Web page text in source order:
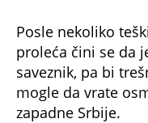
Posle nekoliko
proleća čini se da
saveznik, pa bi
mogle da vrate
zapadne Srbije.